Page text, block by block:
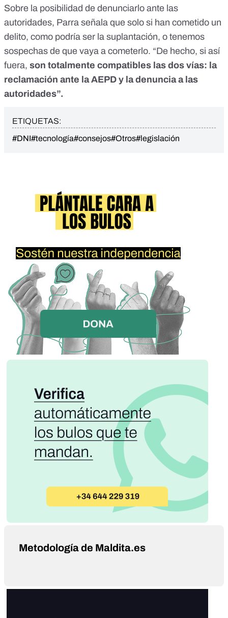
Sobre la posibilidad de denunciarlo ante las
autoridades, Parra señala que solo si han cometido un
delito, como podría ser la suplantación, o tenemos
sospechas de que vaya a cometerlo. “De hecho, si así
fuera, son totalmente compatibles las dos vías: la
reclamación ante la AEPD y la denuncia a las
autoridades”.
ETIQUETAS:
#DNI#tecnología#consejos#Otros#legislación
Metodología de Maldita.es